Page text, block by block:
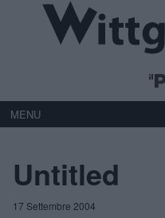
MENU
Untitled
17 Settembre 2004